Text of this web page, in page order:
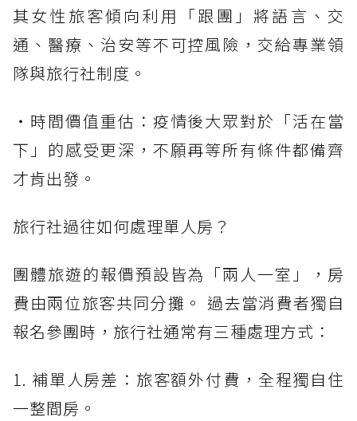
其女性旅客傾向利用「跟團」將語言、交
通、醫療、治安等不可控風險，交給專業領
隊與旅行社制度。
・時間價值重估：疫情後大眾對於「活在當
下」的感受更深，不願再等所有條件都備齊
才肯出發。
旅行社過往如何處理單人房？
團體旅遊的報價預設皆為「兩人一室」，房
費由兩位旅客共同分攤。 過去當消費者獨自
報名參團時，旅行社通常有三種處理方式：
1. 補單人房差：旅客額外付費，全程獨自住
一整間房。